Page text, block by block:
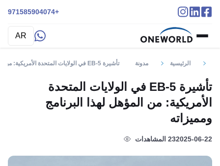
+971585904074
AR
الرئيسية مدونة تأشيرة EB-5 في الولايات المتحدة الأمريكية: من المؤهل لهذا البرنامج ومميزاته
تأشيرة EB-5 في الولايات المتحدة
الأمريكية: من المؤهل لهذا البرنامج
ومميزاته
2025-06-2223 المشاهدات